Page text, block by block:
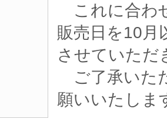
これに合わ
販売日を10月
させていただ
ご了承いた
願いいたしま